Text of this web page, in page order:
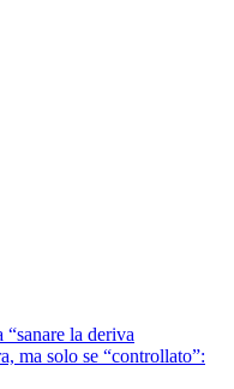
la deriva
ma solo se “controllato”: